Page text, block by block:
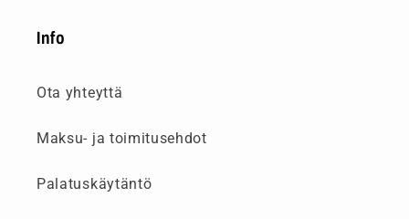
Info
Ota yhteyttä
Maksu- ja toimitusehdot
Palatuskäytäntö